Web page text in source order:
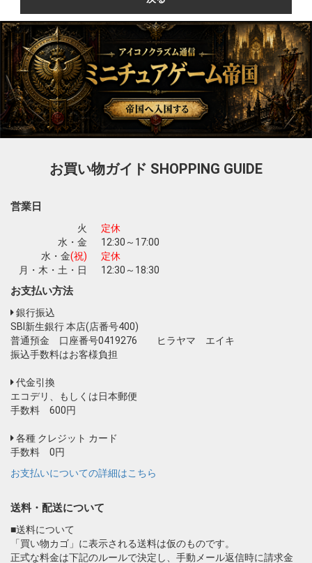
お買い物ガイド SHOPPING GUIDE
営業日
火
定休
水・金
12:30～17:00
水・金(祝)
定休
月・木・土・日
12:30～18:30
お支払い方法
銀行振込
SBI新生銀行 本店(店番号400)
普通預金 口座番号0419276 ヒラヤマ エイキ
振込手数料はお客様負担
代金引換
エコデリ、もしくは日本郵便
手数料 600円
各種 クレジット カード
手数料 0円
お支払いについての詳細はこちら
送料・配送について
■送料について
「買い物カゴ」に表示される送料は仮のものです。
正式な料金は下記のルールで決定し、手動メール返信時に請求金